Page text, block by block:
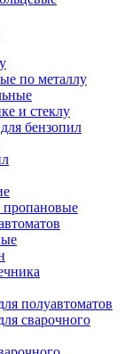
по металлу
и стеклу
бензопил
пропановые
полуавтоматов
сварочного